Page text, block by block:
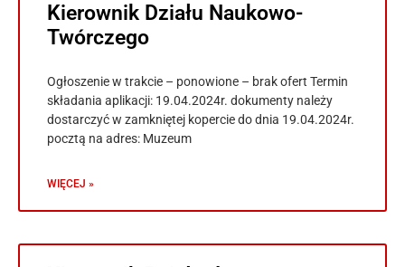
Kierownik Działu Naukowo-
Twórczego
Ogłoszenie w trakcie – ponowione – brak ofert Termin
składania aplikacji: 19.04.2024r. dokumenty należy
dostarczyć w zamkniętej kopercie do dnia 19.04.2024r.
pocztą na adres: Muzeum
WIĘCEJ »